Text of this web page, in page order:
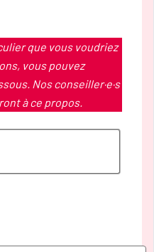
que vous voudriez
vous pouvez
Nos conseiller·e·s
à ce propos.